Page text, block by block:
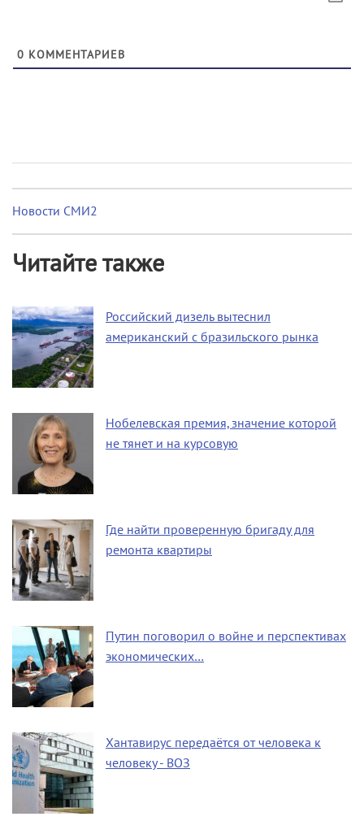
0 КОММЕНТАРИЕВ
Новости СМИ2
Читайте также
Российский дизель вытеснил
американский с бразильского рынка
Нобелевская премия, значение которой
не тянет и на курсовую
Где найти проверенную бригаду для
ремонта квартиры
Путин поговорил о войне и перспективах
экономических…
Хантавирус передаётся от человека к
человеку - ВОЗ